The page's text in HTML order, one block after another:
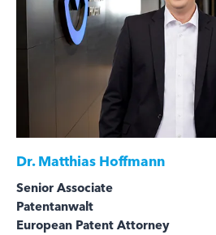
Dr.Matthias Hoffmann
Senior Associate
Patentanwalt
European Patent Attorney